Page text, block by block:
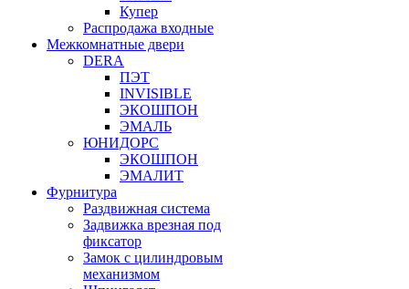
Купер
Распродажа входные
Межкомнатные двери
DERA
ПЭТ
INVISIBLE
ЭКОШПОН
ЭМАЛЬ
ЮНИДОРС
ЭКОШПОН
ЭМАЛИТ
Фурнитура
Раздвижная система
Задвижка врезная под
фиксатор
Замок с цилиндровым
механизмом